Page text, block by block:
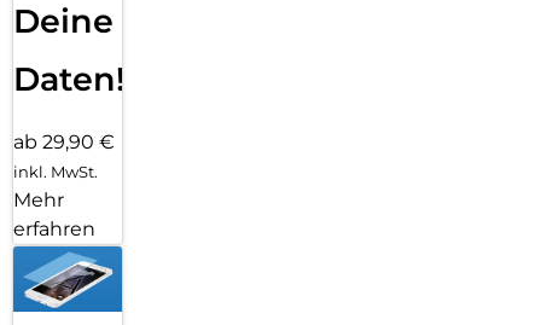
Deine
Daten!
ab 29,90 €
inkl. MwSt.
Mehr
erfahren